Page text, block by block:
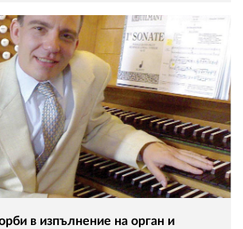
в изпълнение на орган и